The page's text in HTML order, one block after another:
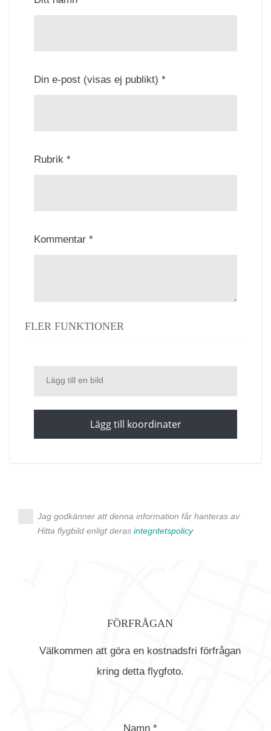
Din e-post (visas ej publikt) *
Rubrik *
Kommentar *
FLER FUNKTIONER
Lägg till en bild
Lägg till koordinater
Jag godkänner att denna information får hanteras av
Hitta flygbild enligt deras integritetspolicy
FÖRFRÅGAN
Välkommen att göra en kostnadsfri förfrågan
kring detta flygfoto.
Namn *